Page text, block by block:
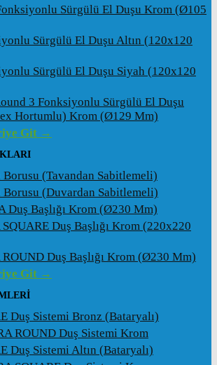
Sürgülü El Duşu Krom (ø105
Sürgülü El Duşu Altın (120x120
Sürgülü El Duşu Siyah (120x120
3 Fonksiyonlu Sürgülü El Duşu
Hortumlu) Krom (ø129 Mm)
Git →
Borusu (Tavandan Sabitlemeli)
Borusu (Duvardan Sabitlemeli)
Duş Başlığı Krom (ø230 Mm)
Duş Başlığı Krom (220x220
Duş Başlığı Krom (ø230 Mm)
Git →
Duş Sistemi Bronz (Bataryalı)
ROUND Duş Sistemi Krom
Duş Sistemi Altın (Bataryalı)